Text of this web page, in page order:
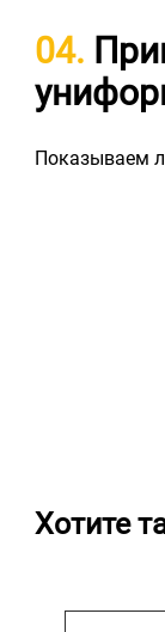
04.
Показываем
Хотите